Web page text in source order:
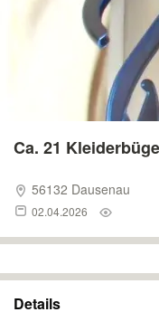
Ca. 21
56132 Dausenau
02.04.2026
Details